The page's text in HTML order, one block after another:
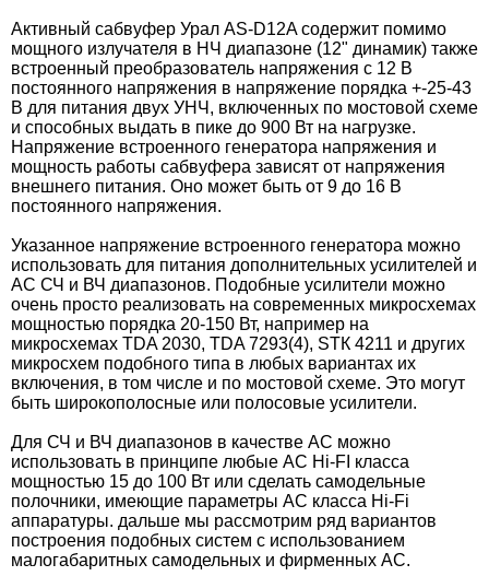
Активный сабвуфер Урал AS-D12Aсодержит помимо
мощного излучателя в НЧ диапазоне (12" динамик) также
встроенный преобразователь напряжения с 12 В
постоянного напряжения в напряжение порядка +-25-43
В для питания двух УНЧ, включенных по мостовой схеме
и способных выдать в пике до 900 Вт на нагрузке.
Напряжение встроенного генератора напряжения и
мощность работы сабвуфера зависят от напряжения
внешнего питания. Оно может быть от 9 до 16 В
постоянного напряжения.
Указанное напряжение встроенного генератора можно
использовать для питания дополнительных усилителей и
АС СЧ и ВЧ диапазонов. Подобные усилители можно
очень просто реализовать на современных микросхемах
мощностью порядка 20-150 Вт, например на
микросхемах TDA 2030, TDA 7293(4), STК 4211 и других
микросхем подобного типа в любых вариантах их
включения, в том числе и по мостовой схеме. Это могут
быть широкополосные или полосовые усилители.
Для СЧ и ВЧ диапазонов в качестве АС можно
использовать в принципе любые АС Hi-FI класса
мощностью 15 до 100 Вт или сделать самодельные
полочники, имеющие параметры АС класса Hi-Fi
аппаратуры. дальше мы рассмотрим ряд вариантов
построения подобных систем с использованием
малогабаритных самодельных и фирменных АС.